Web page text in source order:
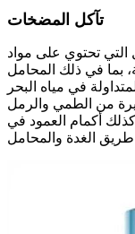
تآكل المضخات
التي تحتوي على مواد
بما في ذلك المحامل
في مياه البحر
من الطمي والرمل
أكمام العمود في